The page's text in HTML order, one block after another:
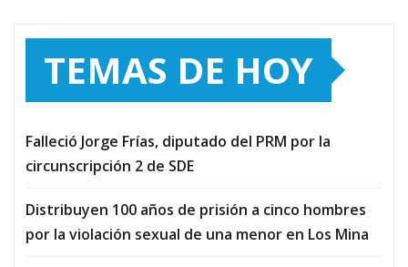
TEMAS DE HOY
Falleció Jorge Frías, diputado del PRM por la
circunscripción 2 de SDE
Distribuyen 100 años de prisión a cinco hombres
por la violación sexual de una menor en Los Mina